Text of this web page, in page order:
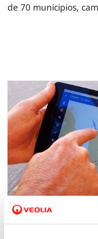
de 70 municipios,
02 JUN 2021